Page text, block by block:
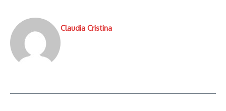
Claudia Cristina